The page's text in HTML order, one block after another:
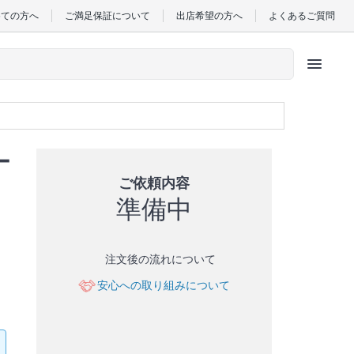
の方へ ご満足保証について 出店希望の方へ よくあるご質問
menu
ご依頼内容
準備中
注文後の流れについて
安心への取り組みについて